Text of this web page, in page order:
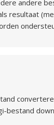
andere
resultaat
bestand